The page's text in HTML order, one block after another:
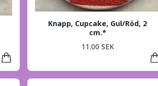
Knapp, Cupcake, Gul/Röd, 2
cm.*
11.00 SEK